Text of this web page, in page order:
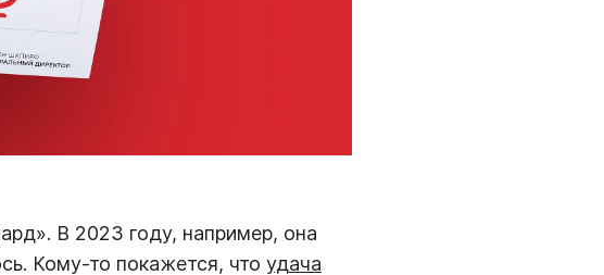
В 2023 году, например, она
Кому-то покажется, что удача